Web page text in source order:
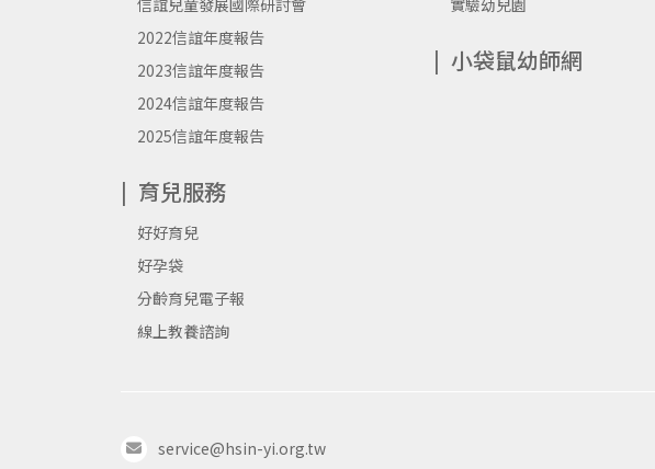
2022信誼年度報告
2023信誼年度報告
2024信誼年度報告
2025信誼年度報告
育兒服務
好好育兒
好孕袋
分齡育兒電子報
線上教養諮詢
小袋鼠幼師網
service@hsin-yi.org.tw